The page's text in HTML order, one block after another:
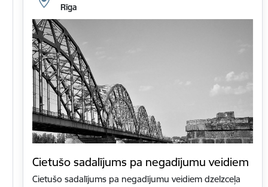
Rīga
Cietušo sadalījums pa negadījumu veidiem
Cietušo sadalījums pa negadījumu veidiem dzelzceļa